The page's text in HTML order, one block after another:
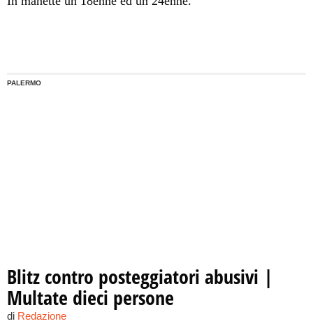
PALERMO
Blitz contro posteggiatori abusivi |
Multate dieci persone
di Redazione